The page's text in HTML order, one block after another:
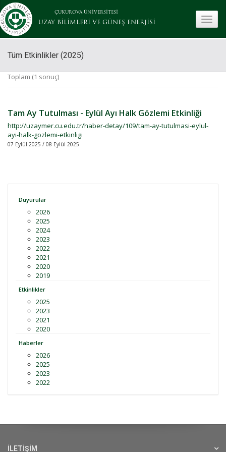
ÇUKUROVA ÜNİVERSİTESİ
UZAY BİLİMLERİ VE GÜNEŞ ENERJİSİ
Tüm Etkinlikler (2025)
Toplam (1 sonuç)
Tam Ay Tutulması - Eylül Ayı Halk Gözlemi Etkinliği
http://uzaymer.cu.edu.tr/haber-detay/109/tam-ay-tutulmasi-eylul-
ayi-halk-gozlemi-etkinligi
07 Eylül 2025 / 08 Eylül 2025
Duyurular
2026
2025
2024
2023
2022
2021
2020
2019
Etkinlikler
2025
2023
2021
2020
Haberler
2026
2025
2023
2022
İLETİŞİM